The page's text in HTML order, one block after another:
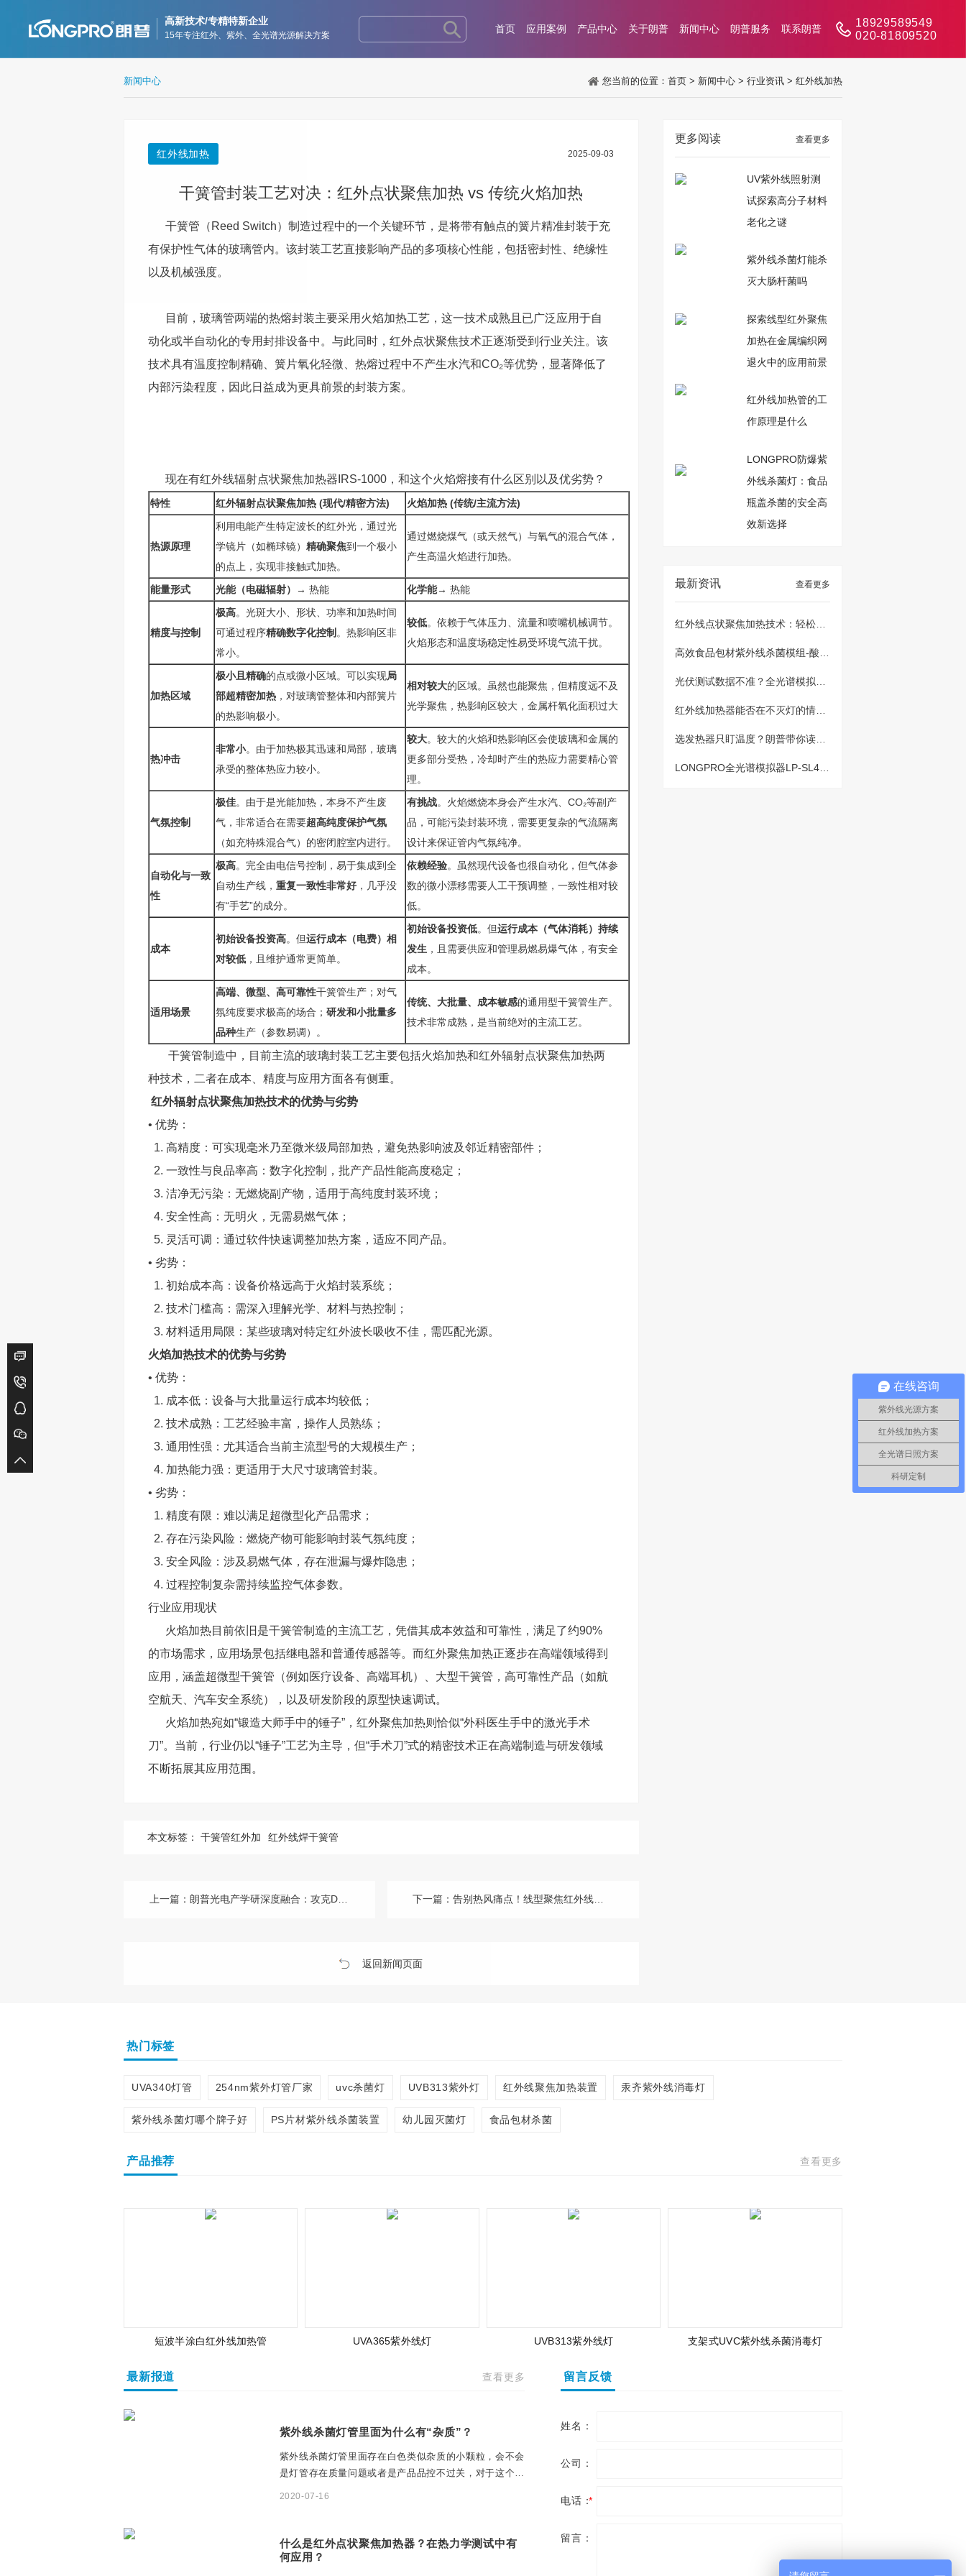
高新技术/专精特新企业
15年专注红外、紫外、全光谱光源解决方案
首页 应用案例 产品中心 关于朗普 新闻中心 朗普服务 联系朗普
18929589549
020-81809520
新闻中心 您当前的位置： 首页 > 新闻中心 > 行业资讯 > 红外线加热
红外线加热 2025-09-03
干簧管封装工艺对决：红外点状聚焦加热 vs 传统火焰加热
干簧管（Reed Switch）制造过程中的一个关键环节，是将带有触点的簧片精准封装于充
有保护性气体的玻璃管内。该封装工艺直接影响产品的多项核心性能，包括密封性、绝缘性
以及机械强度。
目前，玻璃管两端的热熔封装主要采用火焰加热工艺，这一技术成熟且已广泛应用于自
动化或半自动化的专用封排设备中。与此同时，红外点状聚焦技术正逐渐受到行业关注。该
技术具有温度控制精确、簧片氧化轻微、热熔过程中不产生水汽和CO₂等优势，显著降低了
内部污染程度，因此日益成为更具前景的封装方案。
现在有红外线辐射点状聚焦加热器IRS-1000，和这个火焰熔接有什么区别以及优劣势？
特性 红外辐射点状聚焦加热 (现代/精密方法) 火焰加热 (传统/主流方法)
热源原理​
利用电能产生特定波长的红外光，通过光
学镜片（如椭球镜）精确聚焦到一个极小
的点上，实现非接触式加热。
通过燃烧煤气（或天然气）与氧气的混合气体，
产生高温火焰进行加热。
能量形式 光能（电磁辐射） → 热能 化学能→ 热能
精度与控制​
极高。光斑大小、形状、功率和加热时间
可通过程序精确数字化控制 。热影响区非
常小。
较低。依赖于气体压力、流量和喷嘴机械调节。
火焰形态和温度场稳定性易受环境气流干扰。
加热区域​
极小且精确的点或微小区域。可以实现局
部超精密加热 ，对玻璃管整体和内部簧片
的热影响极小。
相对较大的区域。虽然也能聚焦，但精度远不及
光学聚焦，热影响区较大，金属杆氧化面积过大
热冲击​
非常小。由于加热极其迅速和局部，玻璃
承受的整体热应力较小。
较大。较大的火焰和热影响区会使玻璃和金属的
更多部分受热，冷却时产生的热应力需要精心管
理。
气氛控制​
极佳。由于是光能加热，本身不产生废
气，非常适合在需要超高纯度保护气氛
（如充特殊混合气）的密闭腔室内进行。
有挑战。火焰燃烧本身会产生水汽、CO₂等副产
品，可能污染封装环境，需要更复杂的气流隔离
设计来保证管内气氛纯净。
自动化与一致
性​
极高。完全由电信号控制，易于集成到全
自动生产线，重复一致性非常好 ，几乎没
有“手艺”的成分。
依赖经验。虽然现代设备也很自动化，但气体参
数的微小漂移需要人工干预调整，一致性相对较
低。
成本​
初始设备投资高。但运行成本（电费）相
对较低​ ​，且维护通常更简单。
初始设备投资低。但运行成本（气体消耗）持续
发生 ，且需要供应和管理易燃易爆气体，有安全
成本。
适用场景​
高端、微型、高可靠性​干簧管生产；对气
氛纯度要求极高的场合；研发和小批量多
品种生产（参数易调）。
传统、大批量、成本敏感的通用型干簧管生产。
技术非常成熟，是当前绝对的主流工艺。
干簧管制造中，目前主流的玻璃封装工艺主要包括火焰加热和红外辐射点状聚焦加热两
种技术，二者在成本、精度与应用方面各有侧重。
红外辐射点状聚焦加热技术的优势与劣势
• 优势：
1. 高精度：可实现毫米乃至微米级局部加热，避免热影响波及邻近精密部件；
2. 一致性与良品率高：数字化控制，批产产品性能高度稳定；
3. 洁净无污染：无燃烧副产物，适用于高纯度封装环境；
4. 安全性高：无明火，无需易燃气体；
5. 灵活可调：通过软件快速调整加热方案，适应不同产品。
• 劣势：
1. 初始成本高：设备价格远高于火焰封装系统；
2. 技术门槛高：需深入理解光学、材料与热控制；
3. 材料适用局限：某些玻璃对特定红外波长吸收不佳，需匹配光源。
火焰加热技术的优势与劣势
• 优势：
1. 成本低：设备与大批量运行成本均较低；
2. 技术成熟：工艺经验丰富，操作人员熟练；
3. 通用性强：尤其适合当前主流型号的大规模生产；
4. 加热能力强：更适用于大尺寸玻璃管封装。
• 劣势：
1. 精度有限：难以满足超微型化产品需求；
2. 存在污染风险：燃烧产物可能影响封装气氛纯度；
3. 安全风险：涉及易燃气体，存在泄漏与爆炸隐患；
4. 过程控制复杂需持续监控气体参数。
行业应用现状
火焰加热目前依旧是干簧管制造的主流工艺，凭借其成本效益和可靠性，满足了约90%
的市场需求，应用场景包括继电器和普通传感器等。而红外聚焦加热正逐步在高端领域得到
应用，涵盖超微型干簧管（例如医疗设备、高端耳机）、大型干簧管，高可靠性产品（如航
空航天、汽车安全系统），以及研发阶段的原型快速调试。
火焰加热宛如“锻造大师手中的锤子”，红外聚焦加热则恰似“外科医生手中的激光手术
刀”。当前，行业仍以“锤子”工艺为主导，但“手术刀”式的精密技术正在高端制造与研发领域
不断拓展其应用范围。
本文标签： 干簧管红外加 红外线焊干簧管
上一篇： 朗普光电产学研深度融合：攻克DD6合金1200℃热机械疲劳难题 下一篇：告别热风痛点！线型聚焦红外线加热器重塑HDPE加强筋焊接标准
返回新闻页面
更多阅读 查看更多
UV紫外线照射测
试探索高分子材料
老化之谜
紫外线杀菌灯能杀
灭大肠杆菌吗
探索线型红外聚焦
加热在金属编织网
退火中的应用前景
红外线加热管的工
作原理是什么
LONGPRO防爆紫
外线杀菌灯：食品
瓶盖杀菌的安全高
效新选择
最新资讯 查看更多
红外线点状聚焦加热技术：轻松破解弹簧钢平圈加热难题
高效食品包材紫外线杀菌模组-酸奶杯原材料生产线杀菌
光伏测试数据不准？全光谱模拟器“铁三角”稳守MPP精度，客户抽检不再慌！
红外线加热器能否在不灭灯的情况下保持恒定温度呢？
选发热器只盯温度？朗普带你读懂抽真空红外线加热核心指标
LONGPRO全光谱模拟器LP-SL4040满足哪些标准？
热门标签
UVA340灯管 254nm紫外灯管厂家 uvc杀菌灯 UVB313紫外灯 红外线聚焦加热装置 汞齐紫外线消毒灯
紫外线杀菌灯哪个牌子好 PS片材紫外线杀菌装置 幼儿园灭菌灯 食品包材杀菌
产品推荐 查看更多
短波半涂白红外线加热管 UVA365紫外线灯 UVB313紫外线灯 支架式UVC紫外线杀菌消毒灯
最新报道 查看更多
紫外线杀菌灯管里面为什么有“杂质”？
紫外线杀菌灯管里面存在白色类似杂质的小颗粒，会不会
是灯管存在质量问题或者是产品品控不过关，对于这个问
2020-07-16
什么是红外点状聚焦加热器？在热力学测试中有
何应用？
留言反馈
姓名：
公司：
电话：
*
留言：
在线咨询
紫外线光源方案
红外线加热方案
全光谱日照方案
科研定制